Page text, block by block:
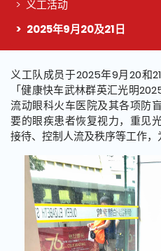
义工活动
2025年9月20及21日
这个页面的主要内容
义工队成员于2025年9月20和
「健康快车武林群英汇光明
流动眼科火车医院及其各项防
要的眼疾患者恢复视力，重见
接待、控制人流及秩序等工作，